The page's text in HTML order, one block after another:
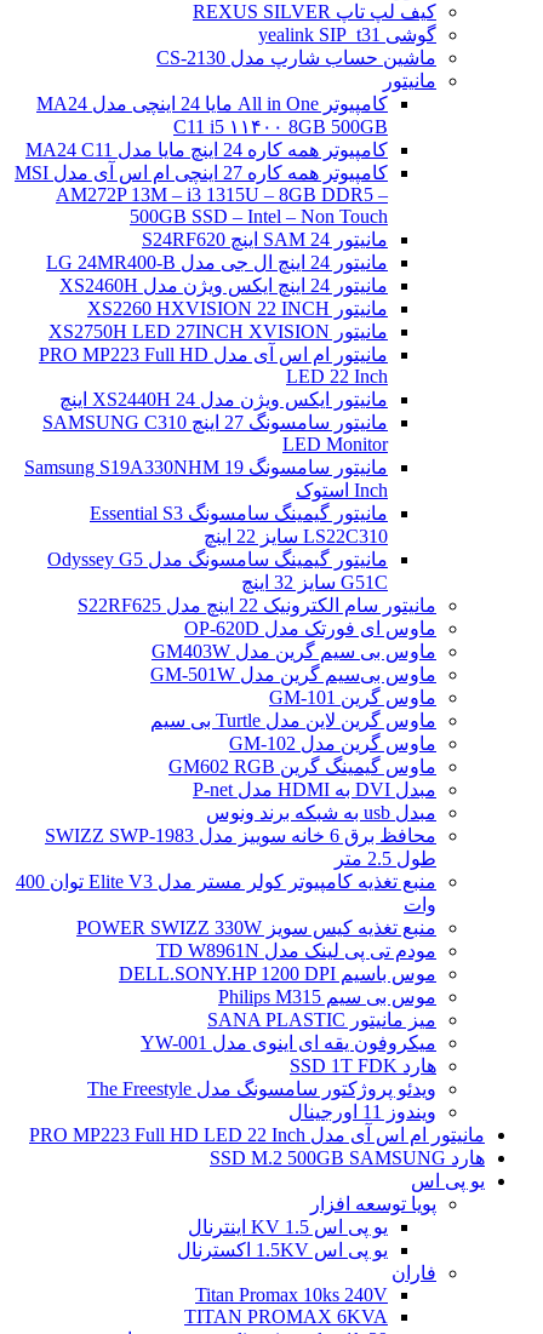
کیف لپ تاپ REXUS SILVER
گوشی yealink SIP_t31
ماشین حساب شارپ مدل CS-2130
مانیتور
کامپیوتر All in One مایا 24 اینچی مدل MA24
C11 i5 ۱۱۴۰۰ 8GB 500GB
کامپیوتر همه کاره 24 اینچ مایا مدل MA24 C11
کامپیوتر همه کاره 27 اینچی ام اس آی مدل MSI
AM272P 13M – i3 1315U – 8GB DDR5 –
500GB SSD – Intel – Non Touch
مانیتور 24 SAM اینچ S24RF620
مانیتور 24 اینچ ال جی مدل LG 24MR400-B
مانیتور 24 اینچ ایکس ویژن مدل XS2460H
مانیتور XS2260 HXVISION 22 INCH
مانیتور XS2750H LED 27INCH XVISION
مانیتور ام اس آی مدل PRO MP223 Full HD
LED 22 Inch
مانیتور ایکس ویژن مدل XS2440H 24 اینچ
مانیتور سامسونگ 27 اینچ SAMSUNG C310
LED Monitor
مانیتور سامسونگ Samsung S19A330NHM 19
Inch استوک
مانیتور گیمینگ سامسونگ Essential S3
LS22C310 سایز 22 اینچ
مانیتور گیمینگ سامسونگ مدل Odyssey G5
G51C سایز 32 اینچ
مانیتور سام الکترونیک 22 اینچ مدل S22RF625
ماوس ای فورتک مدل OP-620D
ماوس بی سیم گرین مدل GM403W
ماوس بی‌سیم گرین مدل GM-501W
ماوس گرین GM-101
ماوس گرین لاین مدل Turtle بی سیم
ماوس گرین مدل GM-102
ماوس گیمینگ گرین GM602 RGB
مبدل DVI به HDMI مدل P-net
مبدل usb به شبکه برند ونوس
محافظ برق 6 خانه سوییز مدل SWIZZ SWP-1983
طول 2.5 متر
منبع تغذیه کامپیوتر کولر مستر مدل Elite V3 توان 400
وات
منبع تغذیه کیس سویز POWER SWIZZ 330W
مودم تی پی لینک مدل TD W8961N
موس باسیم DELL.SONY.HP 1200 DPI
موس بی سیم Philips M315
میز مانیتور SANA PLASTIC
میکروفون یقه ای اینوی مدل YW-001
هارد SSD 1T FDK
ویدئو پروژکتور سامسونگ مدل The Freestyle
ویندوز 11 اورجینال
مانیتور ام اس آی مدل PRO MP223 Full HD LED 22 Inch
هارد SSD M.2 500GB SAMSUNG
یو پی اس
پویا توسعه افزار
یو پی اس 1.5 KV اینترنال
یو پی اس 1.5KV اکسترنال
فاران
Titan Promax 10ks 240V
TITAN PROMAX 6KVA